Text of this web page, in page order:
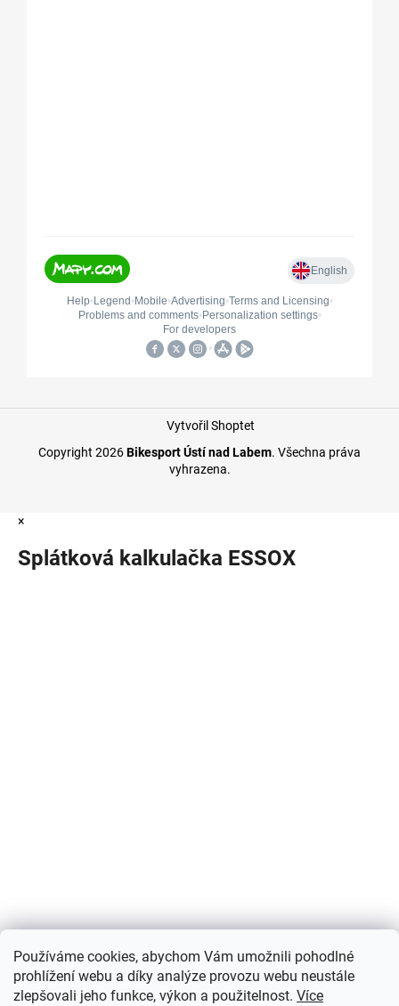
Používáme cookies, abychom Vám umožnili pohodlné
prohlížení webu a díky analýze provozu webu neustále
zlepšovali jeho funkce, výkon a použitelnost. Více
Vytvořil Shoptet
Copyright 2026Bikesport Ústí nad Labem. Všechna práva
vyhrazena.
×
Splátková kalkulačka ESSOX